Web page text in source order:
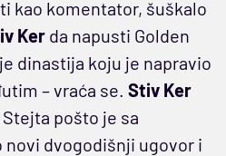
kao komentator, šuškalo
Ker da napusti Golden
dinastija koju je napravio
– vraća se. Stiv Ker
pošto je sa
dvogodišnji ugovor i